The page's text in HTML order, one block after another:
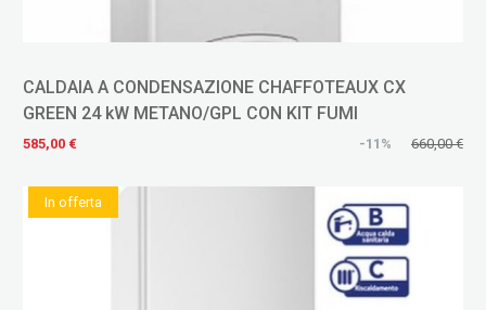
CALDAIA A CONDENSAZIONE CHAFFOTEAUX CX
GREEN 24 kW METANO/GPL CON KIT FUMI
585,00 € -11% 660,00 €
In offerta